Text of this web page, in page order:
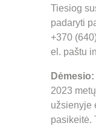
Tiesiog
padaryti
+370
el. paštu
Dėmesio:
2023
užsienyje
pasikeitė.